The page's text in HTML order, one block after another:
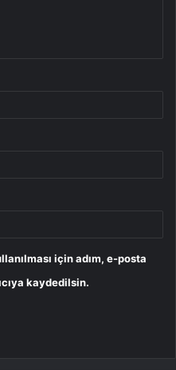
için adım, e-posta
kaydedilsin.